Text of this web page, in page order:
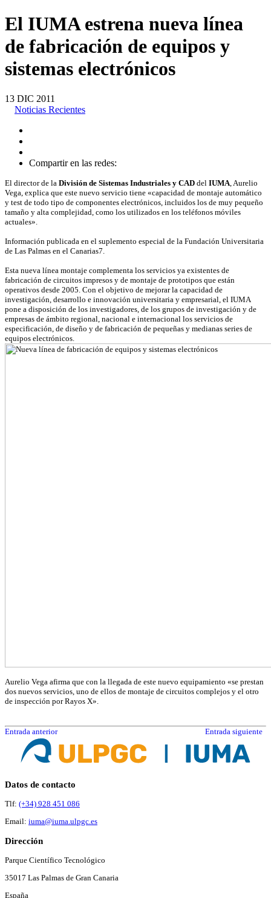
El IUMA estrena nueva línea
de fabricación de equipos y
sistemas electrónicos
13 DIC 2011
Noticias Recientes
Compartir en las redes:
El director de la División de Sistemas Industriales y CAD del IUMA , Aurelio
Vega, explica que este nuevo servicio tiene «capacidad de montaje automático
y test de todo tipo de componentes electrónicos, incluidos los de muy pequeño
tamaño y alta complejidad, como los utilizados en los teléfonos móviles
actuales».
Información publicada en el suplemento especial de la Fundación Universitaria
de Las Palmas en el Canarias7.
Esta nueva línea montaje complementa los servicios ya existentes de
fabricación de circuitos impresos y de montaje de prototipos que están
operativos desde 2005. Con el objetivo de mejorar la capacidad de
investigación, desarrollo e innovación universitaria y empresarial, el IUMA
pone a disposición de los investigadores, de los grupos de investigación y de
empresas de ámbito regional, nacional e internacional los servicios de
especificación, de diseño y de fabricación de pequeñas y medianas series de
equipos electrónicos.
Aurelio Vega afirma que con la llegada de este nuevo equipamiento «se prestan
dos nuevos servicios, uno de ellos de montaje de circuitos complejos y el otro
de inspección por Rayos X».
Entrada anterior Entrada siguiente
Datos de contacto
Tlf: (+34) 928 451 086
Email: iuma@iuma.ulpgc.es
Dirección
Parque Científico Tecnológico
35017 Las Palmas de Gran Canaria
España